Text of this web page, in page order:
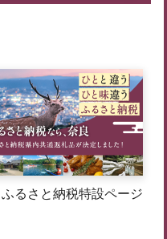
ふるさと納税特設ページ